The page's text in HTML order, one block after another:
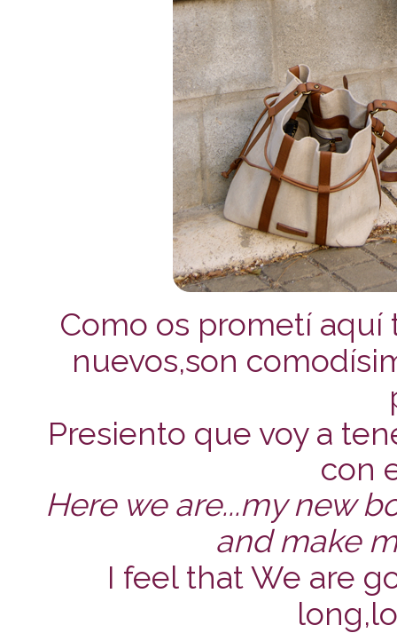
Como os prometí
nuevos,son
Presiento que voy a
con
Here we are...my new
and make
I feel that We are